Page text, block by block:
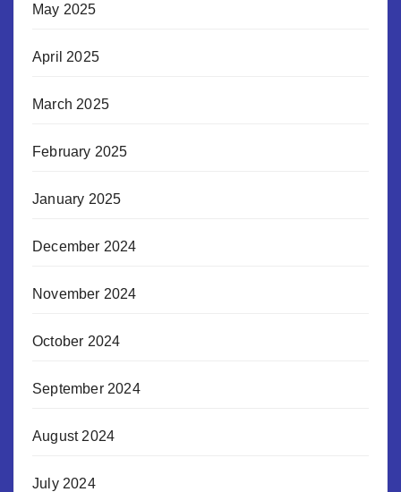
May 2025
April 2025
March 2025
February 2025
January 2025
December 2024
November 2024
October 2024
September 2024
August 2024
July 2024